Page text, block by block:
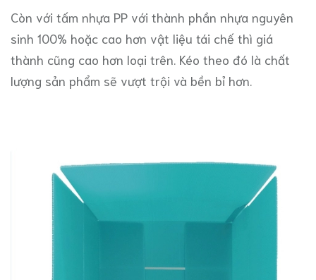
Còn với tấm nhựa PP với thành phần nhựa nguyên
sinh 100% hoặc cao hơn vật liệu tái chế thì giá
thành cũng cao hơn loại trên. Kéo theo đó là chất
lượng sản phẩm sẽ vượt trội và bền bỉ hơn.